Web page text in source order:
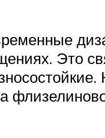
Это